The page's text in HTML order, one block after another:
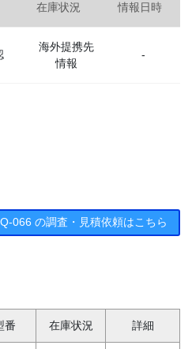
在庫状況 情報日時
海外提携先
情報
-
066 の調査・見積依頼はこちら
番 在庫状況 詳細